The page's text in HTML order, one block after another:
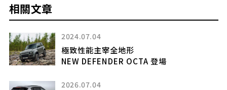
相關文章
2024.07.04
極致性能主宰全地形
NEW DEFENDER OCTA 登場
2026.07.04